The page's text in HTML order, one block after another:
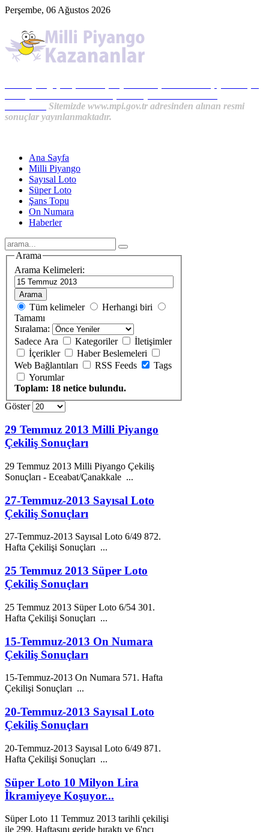
Perşembe, 06 Ağustos 2026
Sitemizde www.mpi.gov.tr adresinden alınan resmi
sonuçlar yayınlanmaktadır.
Ana Sayfa
Milli Piyango
Sayısal Loto
Süper Loto
Şans Topu
On Numara
Haberler
Arama
Arama Kelimeleri:
Arama
Tüm kelimeler
Herhangi biri
Tamamı
Sıralama:
Sadece Ara
Kategoriler
İletişimler
İçerikler
Haber Beslemeleri
Web Bağlantıları
RSS Feeds
Tags
Yorumlar
Toplam: 18 netice bulundu.
Göster
29 Temmuz 2013 Milli Piyango
Çekiliş Sonuçları
29 Temmuz 2013 Milli Piyango Çekiliş
Sonuçları - Eceabat/Çanakkale ...
27-Temmuz-2013 Sayısal Loto
Çekiliş Sonuçları
27-Temmuz-2013 Sayısal Loto 6/49 872.
Hafta Çekilişi Sonuçları ...
25 Temmuz 2013 Süper Loto
Çekiliş Sonuçları
25 Temmuz 2013 Süper Loto 6/54 301.
Hafta Çekilişi Sonuçları ...
15-Temmuz-2013 On Numara
Çekiliş Sonuçları
15-Temmuz-2013 On Numara 571. Hafta
Çekilişi Sonuçları ...
20-Temmuz-2013 Sayısal Loto
Çekiliş Sonuçları
20-Temmuz-2013 Sayısal Loto 6/49 871.
Hafta Çekilişi Sonuçları ...
Süper Loto 10 Milyon Lira
İkramiyeye Koşuyor...
Süper Loto 11 Temmuz 2013 tarihli çekilişi
ile 299. Haftasını geride bıraktı ve 6'ncı